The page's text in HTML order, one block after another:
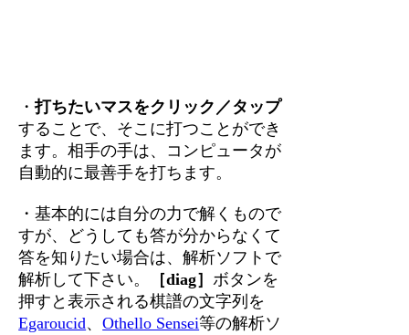
・打ちたいマスをクリック／タップ
することで、そこに打つことができ
ます。相手の手は、コンピュータが
自動的に最善手を打ちます。
・基本的には自分の力で解くもので
すが、どうしても答が分からなくて
答を知りたい場合は、解析ソフトで
解析して下さい。
［diag］ ボタンを
押すと表示される棋譜の文字列を
Egaroucid、Othello Sensei等の解析ソ